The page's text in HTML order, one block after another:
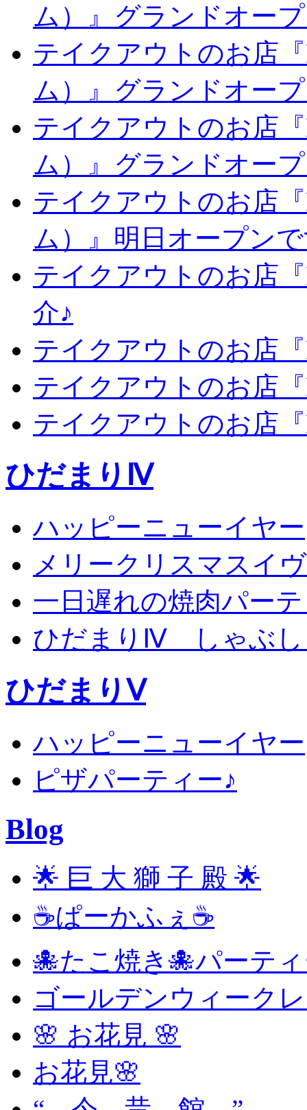
ム）』グランドオー
テイクアウトのお店
ム）』グランドオー
テイクアウトのお店
ム）』グランドオー
テイクアウトのお店
ム）』明日オープン
テイクアウトのお店
介♪
テイクアウトのお店
テイクアウトのお店
テイクアウトのお店
ひだまりⅣ
ハッピーニューイヤー
メリークリスマスイ
一日遅れの焼肉パー
ひだまりⅣ しゃぶし
ひだまりⅤ
ハッピーニューイヤー
ピザパーティー♪
Blog
🌟 巨 大 獅 子 殿 🌟
☕ぱーかふぇ☕
🐙たこ焼き🐙パーティ
ゴールデンウィーク
🌸 お花見 🌸
お花見🌸